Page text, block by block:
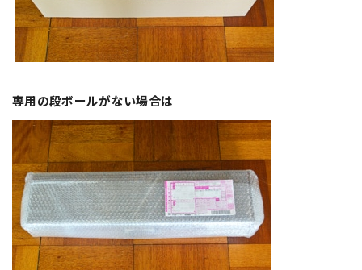
専用の段ボールがない場合は